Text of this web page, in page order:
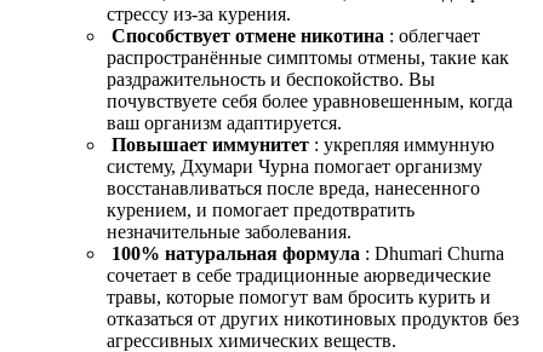
стрессу из-за курения.
Способствует отмене никотина : облегчает
распространённые симптомы отмены, такие как
раздражительность и беспокойство. Вы
почувствуете себя более уравновешенным, когда
ваш организм адаптируется.
Повышает иммунитет : укрепляя иммунную
систему, Дхумари Чурна помогает организму
восстанавливаться после вреда, нанесенного
курением, и помогает предотвратить
незначительные заболевания.
100% натуральная формула : Dhumari Churna
сочетает в себе традиционные аюрведические
травы, которые помогут вам бросить курить и
отказаться от других никотиновых продуктов без
агрессивных химических веществ.